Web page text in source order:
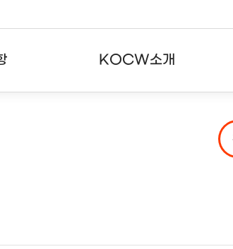
KOCW소개